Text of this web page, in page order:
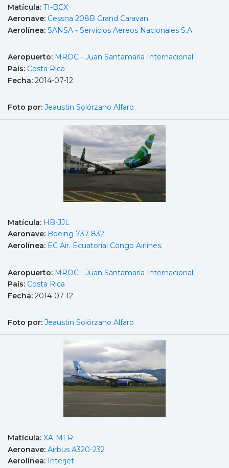
Matícula: TI-BCX
Aeronave: Cessna 208B Grand Caravan
Aerolínea: SANSA - Servicios Aereos Nacionales S.A.
Aeropuerto: MROC - Juan Santamaría Internacional
País: Costa Rica
Fecha: 2014-07-12
Foto por: Jeaustin Solórzano Alfaro
Matícula: HB-JJL
Aeronave: Boeing 737-832
Aerolínea: EC Air. Ecuatorial Congo Airlines.
Aeropuerto: MROC - Juan Santamaría Internacional
País: Costa Rica
Fecha: 2014-07-12
Foto por: Jeaustin Solórzano Alfaro
Matícula: XA-MLR
Aeronave: Airbus A320-232
Aerolínea: Interjet